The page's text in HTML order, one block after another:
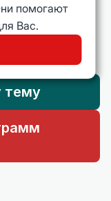
тему
помогают
Вас.